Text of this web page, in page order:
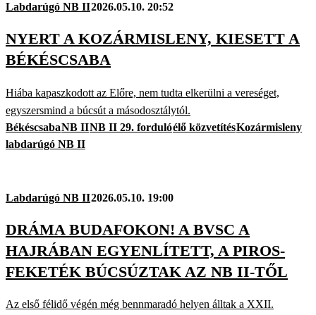
Labdarúgó NB II2026.05.10. 20:52
NYERT A KOZÁRMISLENY, KIESETT A
BÉKÉSCSABA
Hiába kapaszkodott az Előre, nem tudta elkerülni a vereséget,
egyszersmind a búcsút a másodosztálytól.
BékéscsabaNB IINB II 29. fordulóélő közvetítésKozármisleny
labdarúgó NB II
Labdarúgó NB II2026.05.10. 19:00
DRÁMA BUDAFOKON! A BVSC A
HAJRÁBAN EGYENLÍTETT, A PIROS-
FEKETÉK BÚCSÚZTAK AZ NB II-TŐL
Az első félidő végén még bennmaradó helyen álltak a XXII.